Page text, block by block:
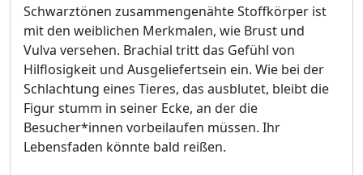
Schwarztönen zusammengenähte Stoffkörper ist
mit den weiblichen Merkmalen, wie Brust und
Vulva versehen. Brachial tritt das Gefühl von
Hilflosigkeit und Ausgeliefertsein ein. Wie bei der
Schlachtung eines Tieres, das ausblutet, bleibt die
Figur stumm in seiner Ecke, an der die
Besucher*innen vorbeilaufen müssen. Ihr
Lebensfaden könnte bald reißen.